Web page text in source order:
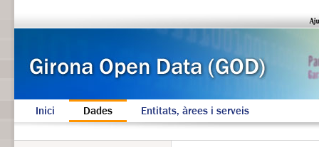
Inici Dades Entitats, àrees i serveis